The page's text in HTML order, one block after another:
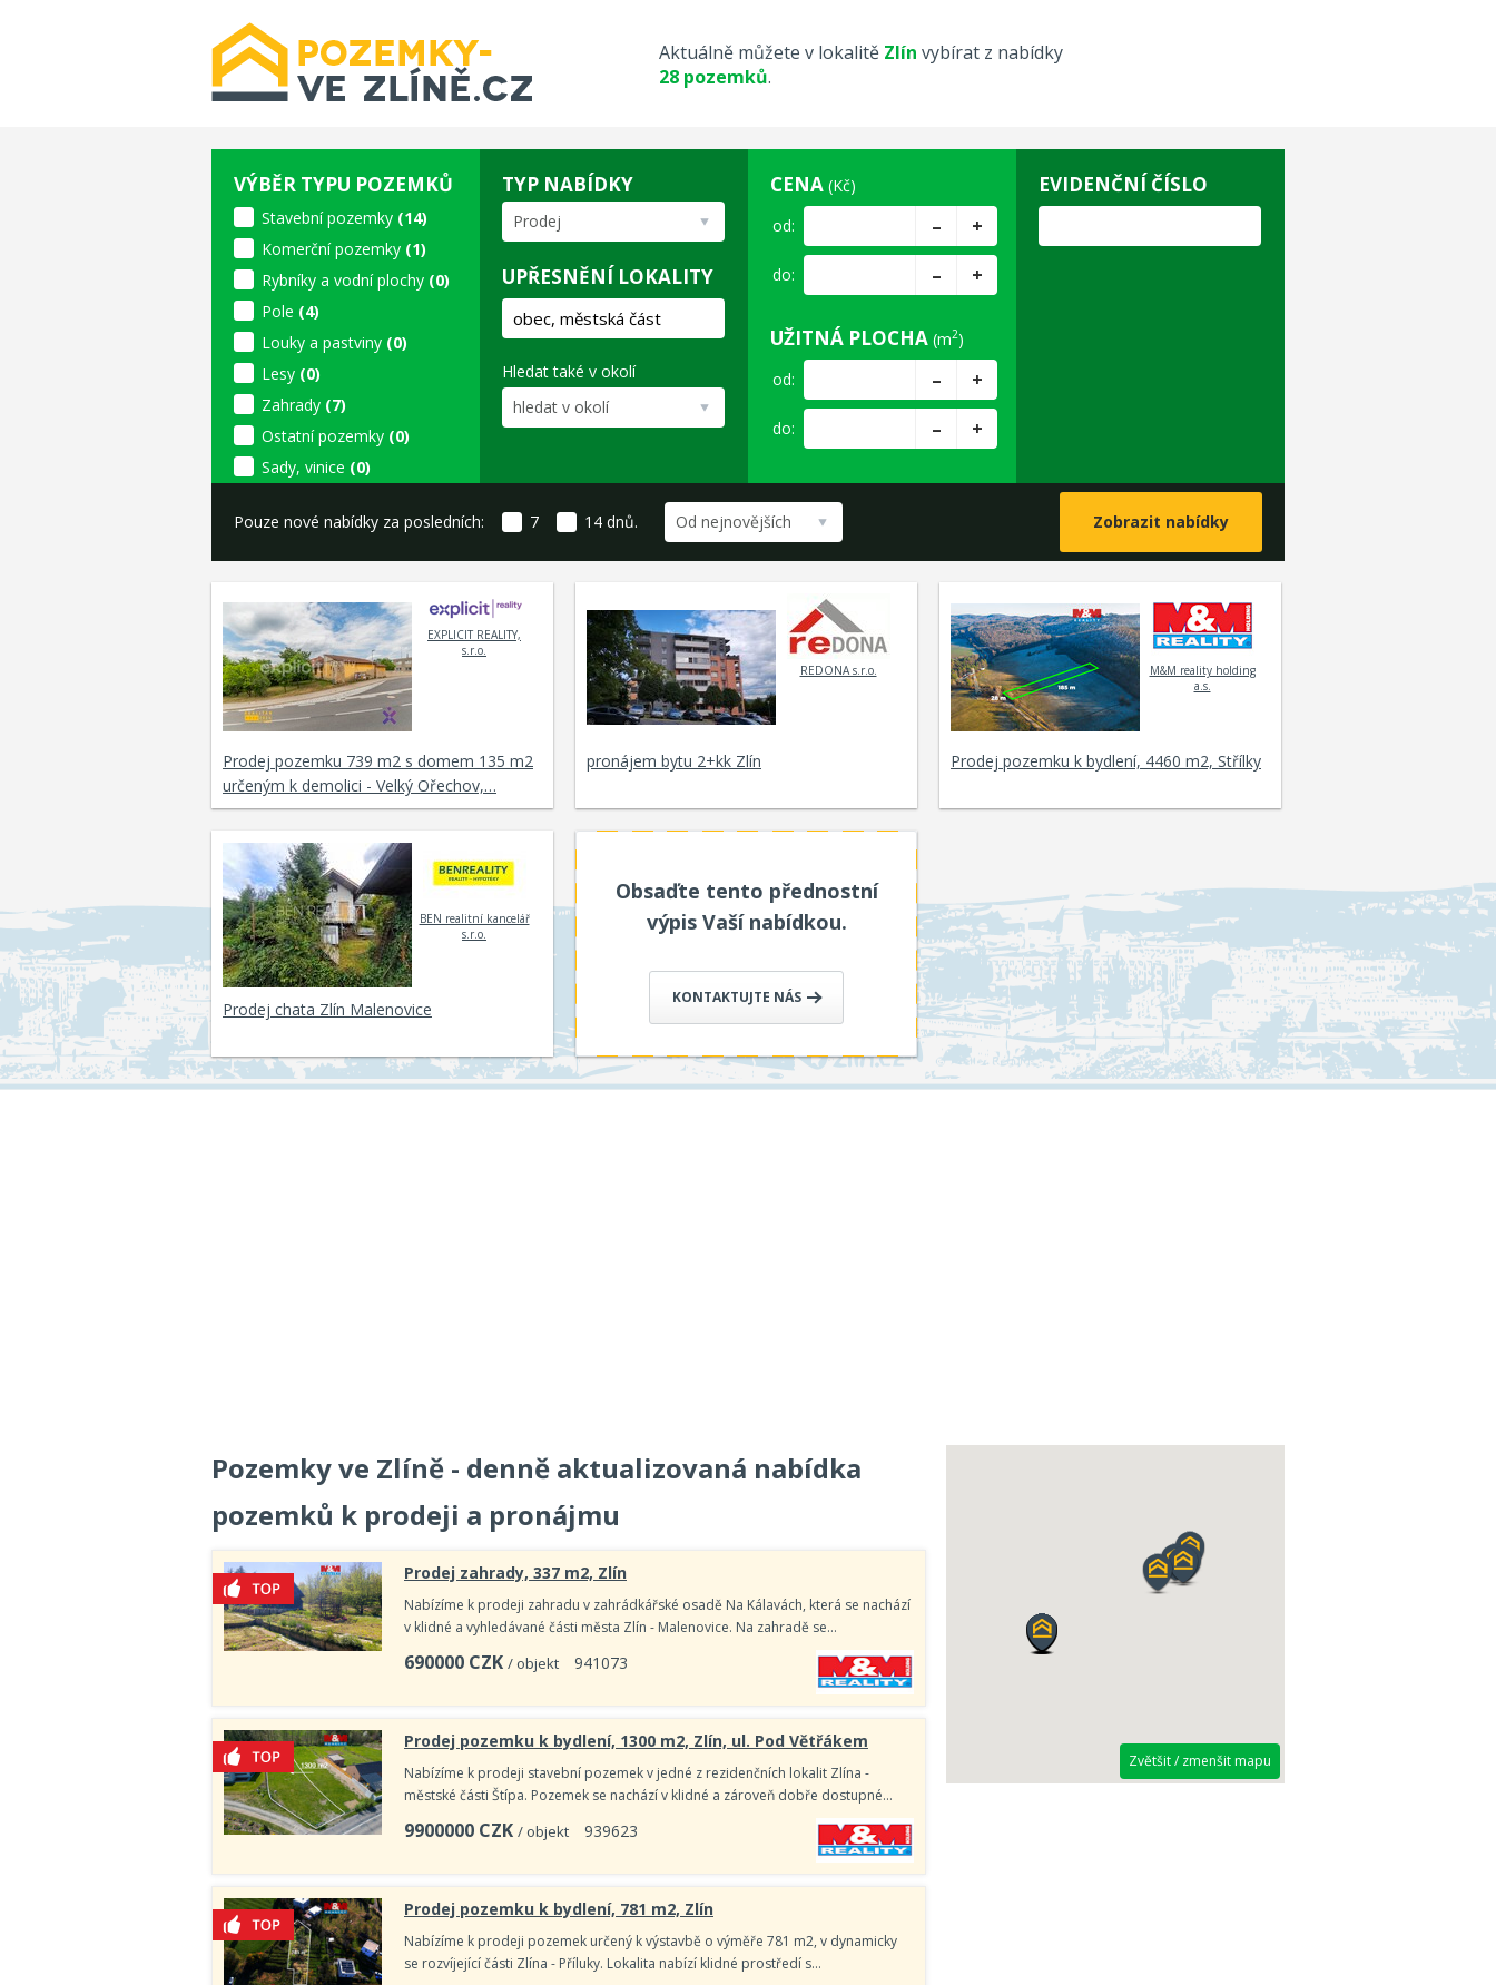
Aktuálně můžete v lokalitě Zlín vybírat z nabídky
28 pozemků.
VÝBĚR TYPU POZEMKŮ
Stavební pozemky (14)
Komerční pozemky (1)
Rybníky a vodní plochy (0)
Pole (4)
Louky a pastviny (0)
Lesy (0)
Zahrady (7)
Ostatní pozemky (0)
Sady, vinice (0)
TYP NABÍDKY
Prodej
UPŘESNĚNÍ LOKALITY
Hledat také v okolí
hledat v okolí
CENA (Kč)
od:
– +
do: – +
UŽITNÁ PLOCHA (m2)
od:
– +
do: – +
EVIDENČNÍ ČÍSLO
Pouze nové nabídky za posledních: 7 14 dnů. Od nejnovějších
EXPLICIT REALITY,
s.r.o.
Prodej pozemku 739 m2 s domem 135 m2
určeným k demolici - Velký Ořechov,…
REDONA s.r.o.
pronájem bytu 2+kk Zlín
M&M reality holding
a.s.
Prodej pozemku k bydlení, 4460 m2, Střílky
BEN realitní kancelář
s.r.o.
Prodej chata Zlín Malenovice
Obsaďte tento přednostní
výpis Vaší nabídkou.
KONTAKTUJTE NÁS
Pozemky ve Zlíně - denně aktualizovaná nabídka
pozemků k prodeji a pronájmu
Prodej zahrady, 337 m2, Zlín
Nabízíme k prodeji zahradu v zahrádkářské osadě Na Kálavách, která se nachází
v klidné a vyhledávané části města Zlín - Malenovice. Na zahradě se…
690000 CZK / objekt 941073
Prodej pozemku k bydlení, 1300 m2, Zlín, ul. Pod Větřákem
Nabízíme k prodeji stavební pozemek v jedné z rezidenčních lokalit Zlína -
městské části Štípa. Pozemek se nachází v klidné a zároveň dobře dostupné…
9900000 CZK / objekt 939623
Prodej pozemku k bydlení, 781 m2, Zlín
Nabízíme k prodeji pozemek určený k výstavbě o výměře 781 m2, v dynamicky
se rozvíjející části Zlína - Příluky. Lokalita nabízí klidné prostředí s…
Zvětšit / zmenšit mapu